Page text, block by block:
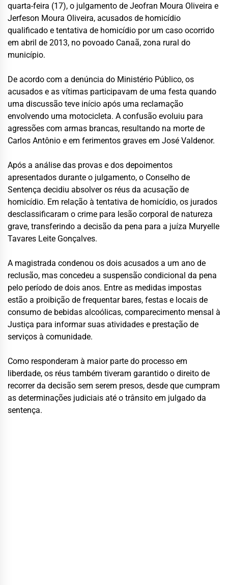
quarta-feira (17), o julgamento de Jeofran Moura Oliveira e
Jerfeson Moura Oliveira, acusados de homicídio
qualificado e tentativa de homicídio por um caso ocorrido
em abril de 2013, no povoado Canaã, zona rural do
município.
De acordo com a denúncia do Ministério Público, os
acusados e as vítimas participavam de uma festa quando
uma discussão teve início após uma reclamação
envolvendo uma motocicleta. A confusão evoluiu para
agressões com armas brancas, resultando na morte de
Carlos Antônio e em ferimentos graves em José Valdenor.
Após a análise das provas e dos depoimentos
apresentados durante o julgamento, o Conselho de
Sentença decidiu absolver os réus da acusação de
homicídio. Em relação à tentativa de homicídio, os jurados
desclassificaram o crime para lesão corporal de natureza
grave, transferindo a decisão da pena para a juíza Muryelle
Tavares Leite Gonçalves.
A magistrada condenou os dois acusados a um ano de
reclusão, mas concedeu a suspensão condicional da pena
pelo período de dois anos. Entre as medidas impostas
estão a proibição de frequentar bares, festas e locais de
consumo de bebidas alcoólicas, comparecimento mensal à
Justiça para informar suas atividades e prestação de
serviços à comunidade.
Como responderam à maior parte do processo em
liberdade, os réus também tiveram garantido o direito de
recorrer da decisão sem serem presos, desde que cumpram
as determinações judiciais até o trânsito em julgado da
sentença.